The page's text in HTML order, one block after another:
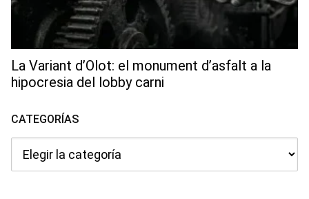
La Variant d’Olot: el monument d’asfalt a la
hipocresia del lobby carni
CATEGORÍAS